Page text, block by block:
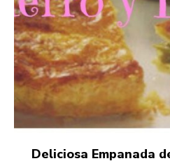
Deliciosa Empanada